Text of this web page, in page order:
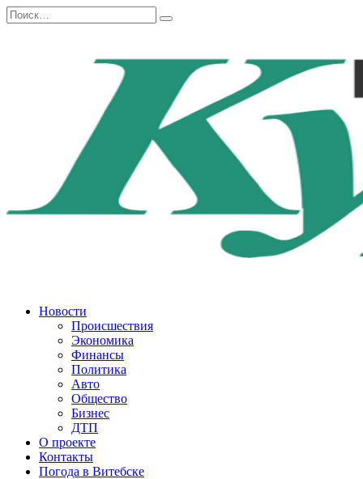
Перейти
к
Search
for:
Новости
Происшествия
Экономика
Финансы
Политика
Авто
Общество
Бизнес
ДТП
О проекте
Контакты
Погода в Витебске